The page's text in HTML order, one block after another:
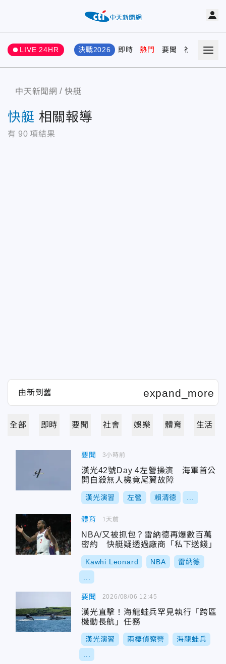
LIVE 24HR 決戰2026 即時 熱門 要聞 社會 娛樂
中天新聞網 快艇
快艇 相關報導
有 90 項結果
全部 即時 要聞 社會 娛樂 體育 生活
要聞
漢光42號Day 4左營操演 海軍首公
開自殺無人機竟尾翼故障
漢光演習 左營 賴清德
3小時前
體育
NBA/又被抓包？雷納德再爆數百萬
密約 快艇疑透過廠商「私下送錢」
Kawhi Leonard NBA 雷納德
1天前
要聞
漢光直擊！海龍蛙兵罕見執行「跨區
機動長航」任務
漢光演習 兩棲偵察營 海龍蛙兵
2026/08/06 12:45